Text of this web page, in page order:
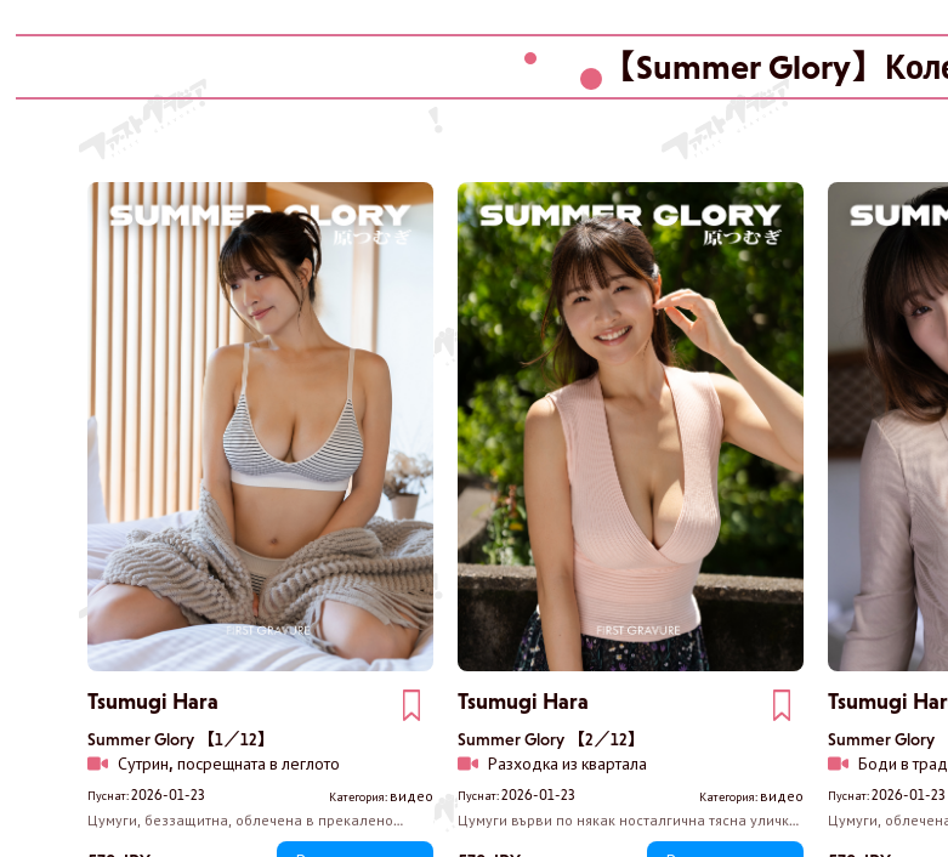
【Summer Glory】
Tsumugi Hara
Summer Glory 【1／12】
Сутрин, посрещната в леглото
Пуснат:2026-01-23 Категория: видео
Цумуги, беззащитна, облечена в прекалено
голяма качулка в стаята. Докато си играете грубо
Tsumugi Hara
Summer Glory 【2／12】
Разходка из квартала
Пуснат:2026-01-23 Категория: видео
Цумуги върви по някак носталгична тясна уличка
в градче с рибарско пристанище. Дългата й пола
Tsumugi
Summer Glory
Боди в
Пуснат:2026-01-23
Цумуги,
леглото,